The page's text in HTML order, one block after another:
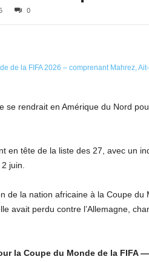
0
se rendrait en Amérique du Nord
en tête de la liste des 27, avec un
juin.
de la nation africaine à la Coupe du
avait perdu contre l’Allemagne,
la Coupe du Monde de la FIFA